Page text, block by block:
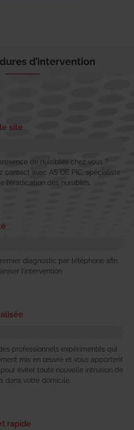
d’intervention
site
de nuisibles chez vous ?
contact avec AS DE PIC, spécialiste
l’éradication des nuisibles.
diagnostic par téléphone afin
l’intervention
professionnels expérimentés qui
mis en œuvre et vous apportent
éviter toute nouvelle intrusion de
dans votre domicile.
rapide